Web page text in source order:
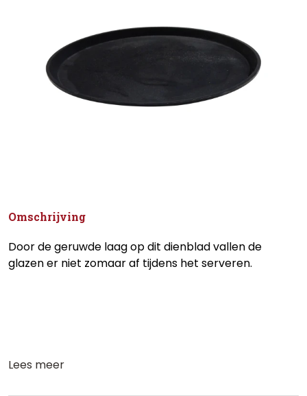
Omschrijving
Door de geruwde laag op dit dienblad vallen de
glazen er niet zomaar af tijdens het serveren.
Lees meer